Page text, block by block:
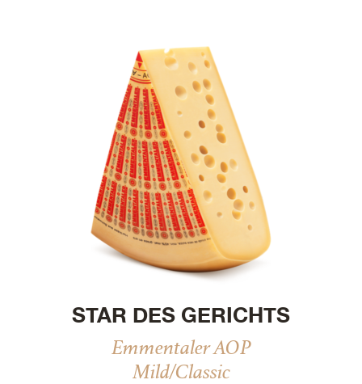
STAR DES GERICHTS
Emmentaler AOP
Mild/Classic